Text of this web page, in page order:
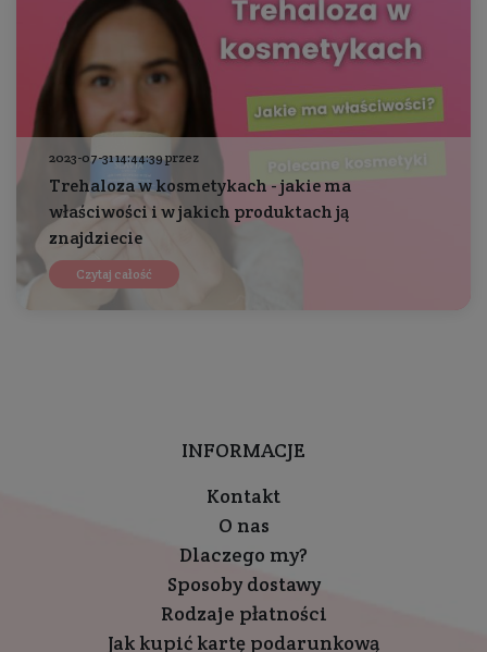
2023-07-31 14:44:39 przez
Trehaloza w kosmetykach - jakie ma
właściwości i w jakich produktach ją
znajdziecie
Czytaj całość
INFORMACJE
Kontakt
O nas
Dlaczego my?
Sposoby dostawy
Rodzaje płatności
Jak kupić kartę podarunkową